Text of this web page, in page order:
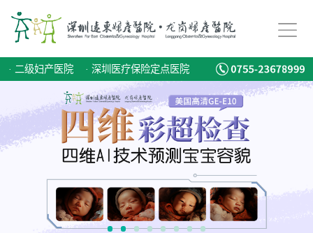
· 二级妇产医院 · 深圳医疗保险定点医院